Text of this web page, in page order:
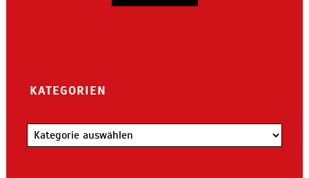
KATEGORIEN
Kategorien